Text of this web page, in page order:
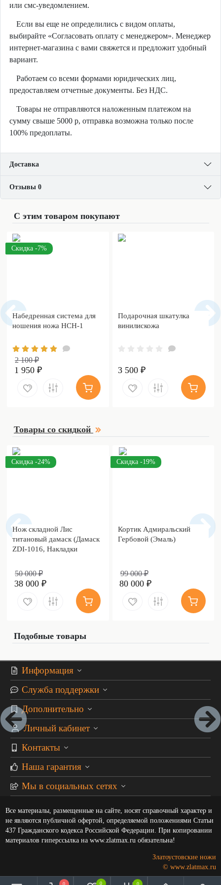
0 0 0
или смс-уведомлением.
Если вы еще не определились с видом оплаты,
выбирайте «Согласовать оплату с менеджером». Менеджер
интернет-магазина с вами свяжется и предложит удобный
вариант.
Работаем со всеми формами юридических лиц,
предоставляем отчетные документы. Без НДС.
Товары не отправляются наложенным платежом на
сумму свыше 5000 р, отправка возможна только после
100% предоплаты.
Доставка
Отзывы 0
С этим товаром покупают
Скидка -7%
Набедренная система для
ношения ножа НСН-1
2 100 ₽
1 950 ₽
Подарочная шкатулка
винилискожа
3 500 ₽
Товары со скидкой
Скидка -24%
Нож складной Лис
титановый дамаск (Дамаск
ZDI-1016, Накладки
50 000 ₽
38 000 ₽
Скидка -19%
Кортик Адмиральский
Гербовой (Эмаль)
99 000 ₽
80 000 ₽
Подобные товары
Информация
Служба поддержки
Дополнительно
Личный кабинет
Контакты
Наша гарантия
Мы в социальных сетях
Все материалы, размещенные на сайте, носят справочный характер и
не являются публичной офертой, определяемой положениями Статьи
437 Гражданского кодекса Российской Федерации. При копировании
материалов гиперссылка на www.zlatmax.ru обязательна!
Златоустовские ножи
© www.zlatmax.ru